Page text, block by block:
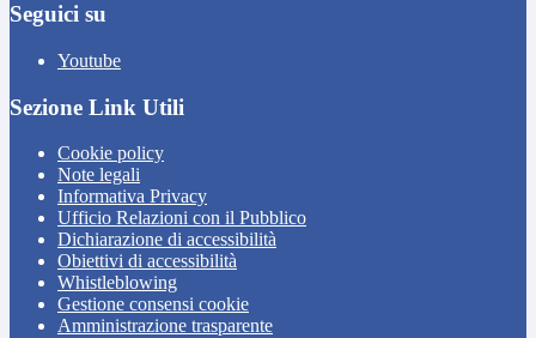
Seguici su
Youtube
Sezione Link Utili
Cookie policy
Note legali
Informativa Privacy
Ufficio Relazioni con il Pubblico
Dichiarazione di accessibilità
Obiettivi di accessibilità
Whistleblowing
Gestione consensi cookie
Amministrazione trasparente